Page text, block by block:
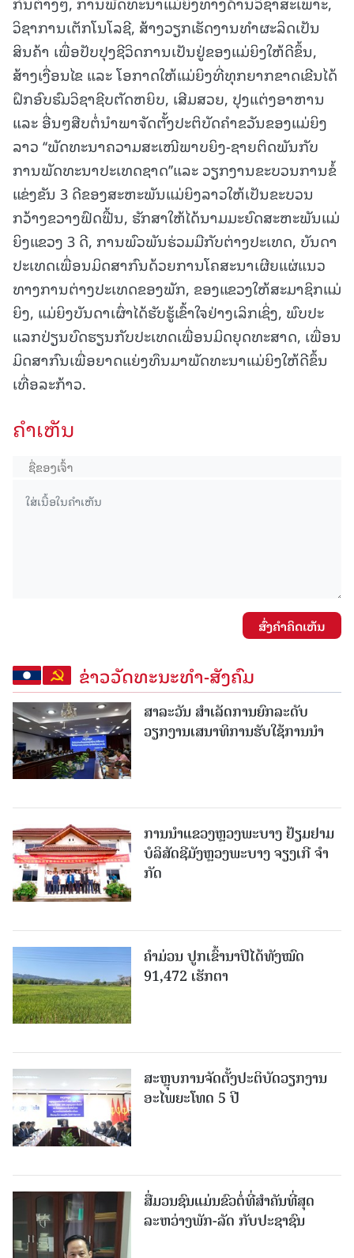
ວິຊາການເຕັກໂນໂລຊີ, ສ້າງວຽກເຮັດງານທໍາຜະລິດເປັນ
ສິນຄ້າ ເພື່ອປັບປຸງຊີວິດການເປັນຢູ່ຂອງແມ່ຍິງໃຫ້ດີຂຶ້ນ,
ສ້າງເງື່ອນໄຂ ແລະ ໂອກາດໃຫ້ແມ່ຍິງທີ່ທຸກຍາກຂາດເຂີນໄດ້
ຝຶກອົບຮົມວິຊາຊີບຕັດຫຍິບ, ເສີມສວຍ, ປຸງແຕ່ງອາຫານ
ແລະ ອື່ນໆສືບຕໍ່ນໍາພາຈັດຕັ້ງປະຕິບັດຄໍາຂວັນຂອງແມ່ຍິງ
ລາວ ‘‘ພັດທະນາຄວາມສະເໜີພາບຍິງ-ຊາຍຕິດພັນກັບ
ການພັດທະນາປະເທດຊາດ’’ແລະ ວຽກງານຂະບວນການຂໍ້
ແຂ່ງຂັນ 3 ດີຂອງສະຫະພັນແມ່ຍິງລາວໃຫ້ເປັນຂະບວນ
ກວ້າງຂວາງຟົດຟື້ນ, ຮັກສາໃຫ້ໄດ້ນາມມະຍົດສະຫະພັນແມ່
ຍິງແຂວງ 3 ດີ, ການພົວພັນຮ່ວມມືກັບຕ່າງປະເທດ, ບັນດາ
ປະເທດເພື່ອນມິດສາກົນດ້ວຍການໂຄສະນາເຜີຍແຜ່ແນວ
ທາງການຕ່າງປະເທດຂອງພັກ, ຂອງແຂວງໃຫ້ສະມາຊິກແມ່
ຍິງ, ແມ່ຍິງບັນດາເຜົ່າໄດ້ຮັບຮູ້ເຂົ້າໃຈຢ່າງເລິກເຊິ່ງ, ພົບປະ
ແລກປ່ຽນບົດຮຽນກັບປະເທດເພື່ອນມິດຍຸດທະສາດ, ເພື່ອນ
ມິດສາກົນເພື່ອຍາດແຍ່ງທຶນມາພັດທະນາແມ່ຍິງໃຫ້ດີຂຶ້ນ
ເທື່ອລະກ້າວ.
ຄໍາເຫັນ
ສົ່ງຄໍາຄິດເຫັນ
ຂ່າວວັດທະນະທຳ-ສັງຄົມ
ສາລະວັນ ສໍາເລັດການຍົກລະດັບ
ວຽກງານເສນາທິການຮັບໃຊ້ການນໍາ
ການນຳແຂວງຫຼວງພະບາງ ຢ້ຽມ​ຢາມ
ບໍ​ລິ​ສັດຊີມັງຫຼວງພະບາງ ຈຽງເກີ ຈໍາ
ກັດ
ຄໍາມ່ວນ ປູກເຂົ້ານາປີໄດ້ທັງໝົດ
91,472 ເຮັກຕາ
ສະຫຼຸບການຈັດຕັ້ງປະຕິບັດວຽກງານ
ອະໄພຍະໂທດ 5 ປີ
ສື່ມວນຊົນແມ່ນຂົວຕໍ່ທີ່ສໍາຄັນທີ່ສຸດ
ລະຫວ່າງພັກ-ລັດ ກັບປະຊາຊົນ